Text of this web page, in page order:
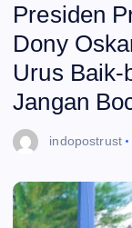
Presiden
Dony
Urus Baik-
Jangan
indopostrust